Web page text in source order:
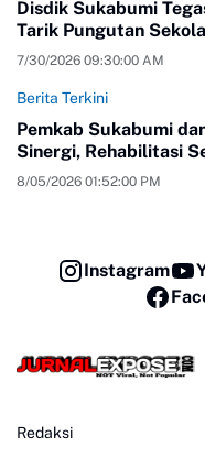
Disdik Sukabumi
Tarik Pungutan
7/30/2026 09:30:00 AM
Berita Terkini
Pemkab Sukabumi
Sinergi, Rehabilitasi
8/05/2026 01:52:00 PM
Instagram
Redaksi